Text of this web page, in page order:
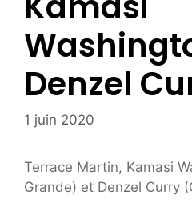
Denzel
1 juin 2020
Terrace Martin, Kamasi
Grande) et Denzel Curry